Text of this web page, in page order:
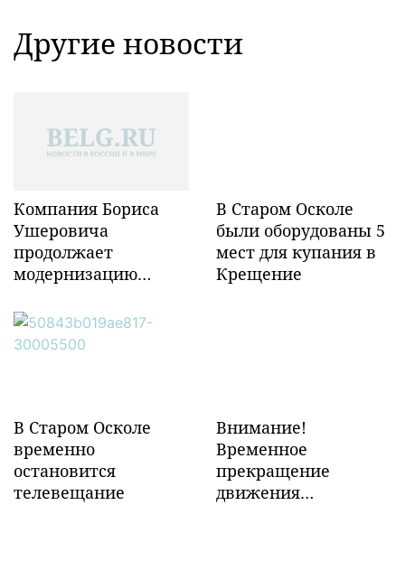
Другие новости
Компания Бориса
Ушеровича
продолжает
модернизацию
инфраструктуры в
Забайкалье
В Старом Осколе
были оборудованы 5
мест для купания в
Крещение
В Старом Осколе
временно
остановится
телевещание
Внимание!
Временное
прекращение
движения